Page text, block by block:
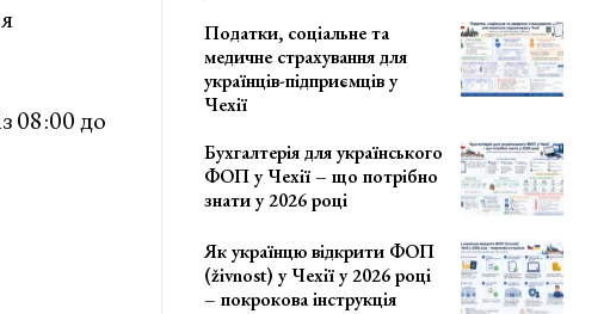
08:00 до
Податки, соціальне та
медичне страхування для
українців-підприємців у
Чехії
Бухгалтерія для українського
ФОП у Чехії – що потрібно
знати у 2026 році
Як українцю відкрити ФОП
(živnost) у Чехії у 2026 році
– покрокова інструкція